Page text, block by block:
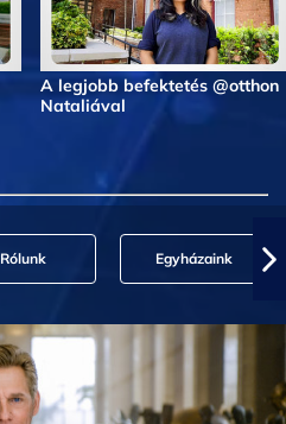
A legjobb befektetés @otthon
Nataliával
Rólunk Egyházaink